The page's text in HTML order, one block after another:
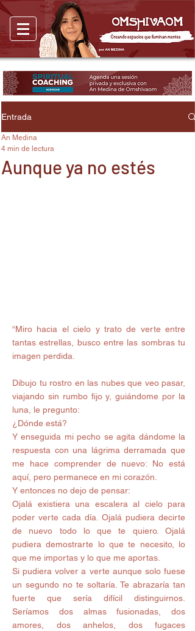
Entrada
Aunque ya no estés
An Medina
4 min de lectura
“Miro hacia el cielo y trato de verte entre
tantas estrellas, busco entre las sombras tu
imagen perdida.
Dibujo tu rostro en las nubes que veo pasar,
viajando sin rumbo fijo y, guiándome por la
luna, le pregunto:
¿Dónde está?
Y enseguida mi pecho se agita dándome la
respuesta con una lágrima derramada que
me hace comprender de nuevo: No está
aquí, pero permanece en mi corazón.
Y entonces no dejo de pensar:
Ojalá existiera una escalera al cielo para
poder verte cada día. Ojalá pudiera decirte
de nuevo todo lo que te quiero. Ojalá
pudiera demostrarte lo que te necesito, lo
que me importas y lo que me aportas.
Si pudiera volver a verte aunque solo fuese
un segundo no te soltaría. Te abrazaría tan
fuerte que sería difícil distinguirnos.
Seríamos dos almas fusionadas, dos
amores, dos anhelos, dos fugaces